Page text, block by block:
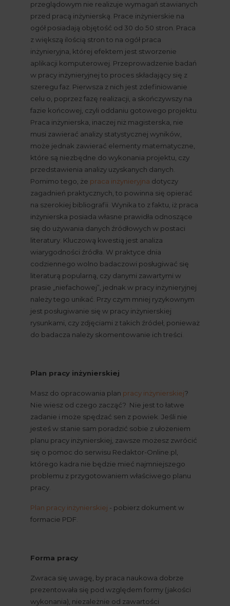
przeglądowym nie realizuje wymagań stawianych
przed pracą inżynierską. Prace inżynierskie na
ogół posiadają objętość od 30 do 50 stron. Praca
z większą ilością stron to na ogół praca
inżynieryjna, której efektem jest stworzenie
aplikacji komputerowej. Przeprowadzenie badań
w pracy inżynieryjnej to proces składający się z
szeregu faz. Pierwsza z nich jest zdefiniowanie
celu o, poprzez fazę realizacji, a skończywszy na
fazie końcowej, czyli oddaniu gotowego projektu.
Praca inżynierska, inaczej niż magisterska, nie
musi zawierać analizy statystycznej wyników,
może jednak zawierać elementy matematyczne,
które są niezbędne do wykonania projektu, czy
przedstawienia analizy uzyskanych danych.
Pomimo tego, że praca inżynieryjna dotyczy
zagadnień praktycznych, to powinna się opierać
na szerokiej bibliografii. Wynika to z faktu, iż praca
inżynierska posiada własne prawidła odnoszące
się do używania danych źródłowych w postaci
literatury. Kluczową kwestią jest analiza
wiarygodności źródła. W praktyce dnia
codziennego wolno badaczowi posługiwać się
literaturą popularną, czy danymi zawartymi w
prasie „niefachowej”, jednak w pracy inżynieryjnej
należy tego unikać. Przy czym mniej ryzykownym
jest posługiwanie się w pracy inżynierskiej
rysunkami, czy zdjęciami z takich źródeł, ponieważ
do badacza należy skomentowanie ich treści.
Plan pracy inżynierskiej
Masz do opracowania plan pracy inżynierskiej?
Nie wiesz od czego zacząć?  Nie jest to łatwe
zadanie i może spędzać sen z powiek. Jeśli nie
jesteś w stanie sam poradzić sobie z ułożeniem
planu pracy inżynierskiej, zawsze możesz zwrócić
się o pomoc do serwisu Redaktor-Online.pl,
którego kadra nie będzie mieć najmniejszego
problemu z przygotowaniem właściwego planu
pracy.
Plan pracy inżynierskiej - pobierz dokument w
formacie PDF.
Forma pracy
Zwraca się uwagę, by praca naukowa dobrze
prezentowała się pod względem formy (jakości
wykonania), niezależnie od zawartości